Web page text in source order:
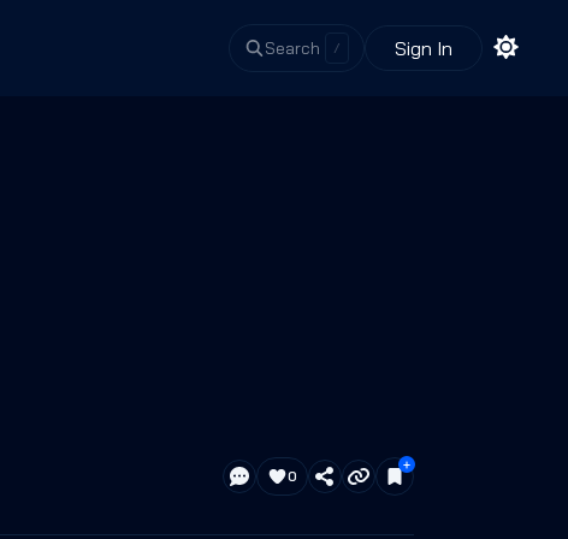
Search / Sign In
0